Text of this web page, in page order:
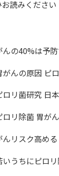
読みください
の40%は予
んの原因 ピ
リ菌研究 日
リ除菌 胃が
リスク高め
うちにピロ